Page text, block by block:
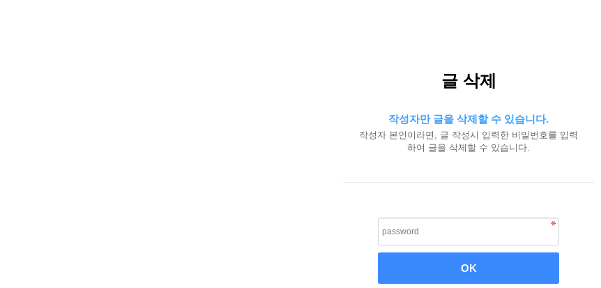
글 삭제
작성자만 글을 삭제할 수 있습니다.
작성자 본인이라면, 글 작성시 입력한 비밀번호를 입력
하여 글을 삭제할 수 있습니다.